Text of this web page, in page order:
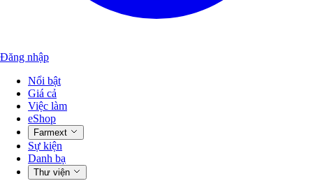
Đăng nhập
Nổi bật
Giá cả
Việc làm
eShop
Farmext
Sự kiện
Danh bạ
Thư viện